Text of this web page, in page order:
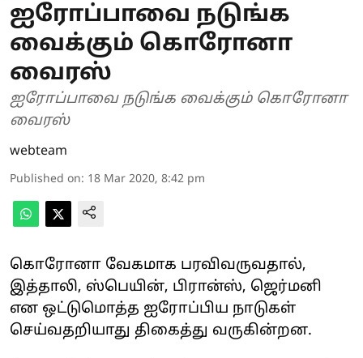
ஐரோப்பாவை நடுங்க
வைக்கும் கொரோனா
வைரஸ்
ஐரோப்பாவை நடுங்க வைக்கும் கொரோனா
வைரஸ்
webteam
Published on: 18 Mar 2020, 8:42 pm
கொரோனா வேகமாக ப‌ரவிவருவதால்,
இத்தாலி, ஸ்பெயின், பிரான்ஸ், ஜெர்மனி
என ஒட்டுமொத்த ஐரோப்பிய நாடுகள்
செய்வதறியாது திகைத்து வருகின்றன.